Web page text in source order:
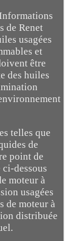
de Renet
usagées
et
être
des huiles
telles que
de
point de
dessous
moteur à
usagées
de moteur à
distribuée